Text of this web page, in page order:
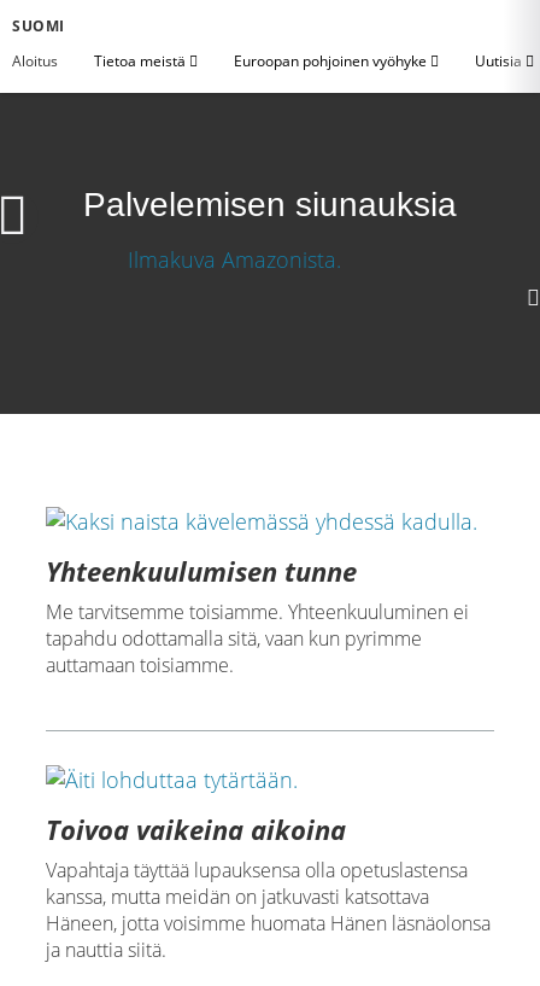
SUOMI
Aloitus
Tietoa meistä Euroopan pohjoinen vyöhyke Uutisia
Palvelemisen siunauksia
Yhteenkuulumisen tunne
Me tarvitsemme toisiamme. Yhteenkuuluminen ei
tapahdu odottamalla sitä, vaan kun pyrimme
auttamaan toisiamme.
Toivoa vaikeina aikoina
Vapahtaja täyttää lupauksensa olla opetuslastensa
kanssa, mutta meidän on jatkuvasti katsottava
Häneen, jotta voisimme huomata Hänen läsnäolonsa
ja nauttia siitä.